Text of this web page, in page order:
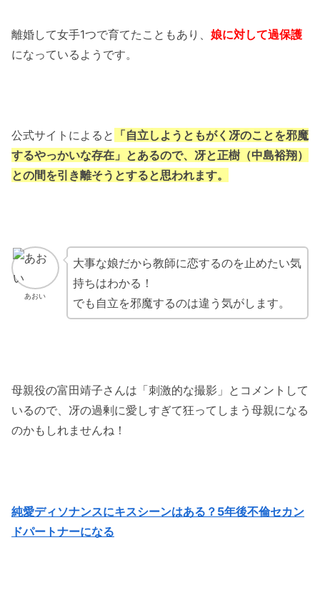
離婚して女手1つで育てたこともあり、 娘に対して過保護
になっているようです。
公式サイトによると 「自立しようともがく冴のことを邪魔
するやっかいな存在」とあるので、冴と正樹（中島裕翔）
との間を引き離そうとすると思われます。
あおい
大事な娘だから教師に恋するのを止めたい気
持ちはわかる！
でも自立を邪魔するのは違う気がします。
母親役の富田靖子さんは「刺激的な撮影」とコメントして
いるので、冴の過剰に愛しすぎて狂ってしまう母親になる
のかもしれませんね！
純愛ディソナンスにキスシーンはある？5年後不倫セカン
ドパートナーになる